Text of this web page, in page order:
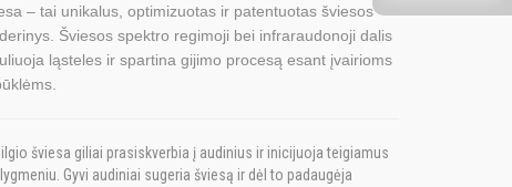
– tai unikalus, optimizuotas ir patentuotas šviesos
Šviesos spektro regimoji bei infraraudonoji dalis
ląsteles ir spartina gijimo procesą esant įvairioms
ilgio šviesa giliai prasiskverbia į audinius ir inicijuoja teigiamus
Gyvi audiniai sugeria šviesą ir dėl to padaugėja